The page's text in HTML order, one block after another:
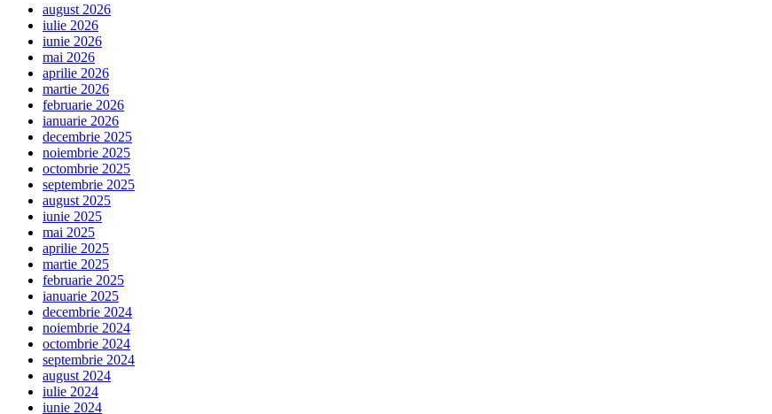
august 2026
iulie 2026
iunie 2026
mai 2026
aprilie 2026
martie 2026
februarie 2026
ianuarie 2026
decembrie 2025
noiembrie 2025
octombrie 2025
septembrie 2025
august 2025
iunie 2025
mai 2025
aprilie 2025
martie 2025
februarie 2025
ianuarie 2025
decembrie 2024
noiembrie 2024
octombrie 2024
septembrie 2024
august 2024
iulie 2024
iunie 2024